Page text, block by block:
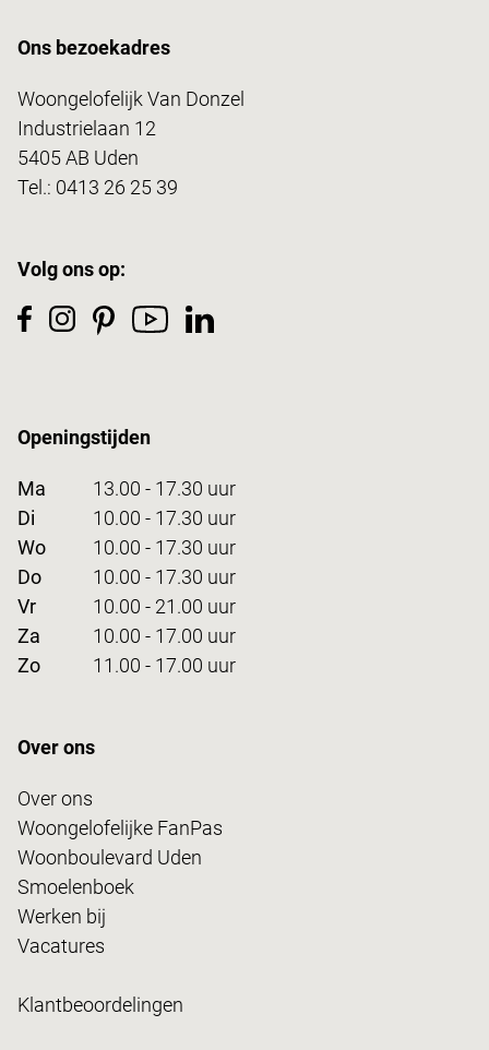
Ons bezoekadres
Woongelofelijk Van Donzel
Industrielaan 12
5405 AB Uden
Tel.: 0413 26 25 39
Volg ons op:
Openingstijden
Ma
13.00 - 17.30 uur
Di
10.00 - 17.30 uur
Wo
10.00 - 17.30 uur
Do
10.00 - 17.30 uur
Vr
10.00 - 21.00 uur
Za
10.00 - 17.00 uur
Zo
11.00 - 17.00 uur
Over ons
Over ons
Woongelofelijke FanPas
Woonboulevard Uden
Smoelenboek
Werken bij
Vacatures
Klantbeoordelingen